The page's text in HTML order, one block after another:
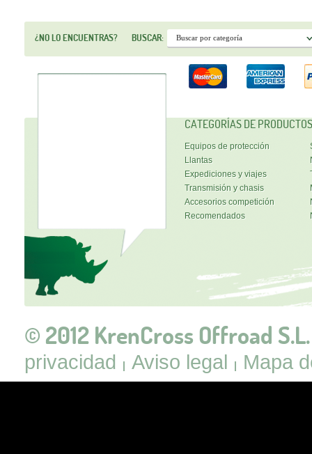
¿NO LO ENCUENTRAS? BUSCAR:
CATEGORÍAS DE PRODUCTOS
Equipos de protección
Llantas
Expediciones y viajes
Transmisión y chasis
Accesorios competición
Recomendados
© 2012 KrenCross Offroad S.L.
privacidad Aviso legal Mapa